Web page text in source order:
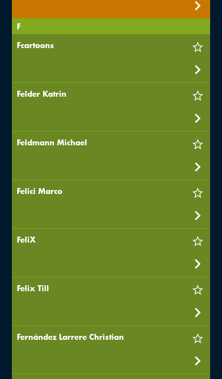
F
Fcartoons
Felder Katrin
Feldmann Michael
Felici Marco
FeliX
Felix Till
Fernández Larrere Christian